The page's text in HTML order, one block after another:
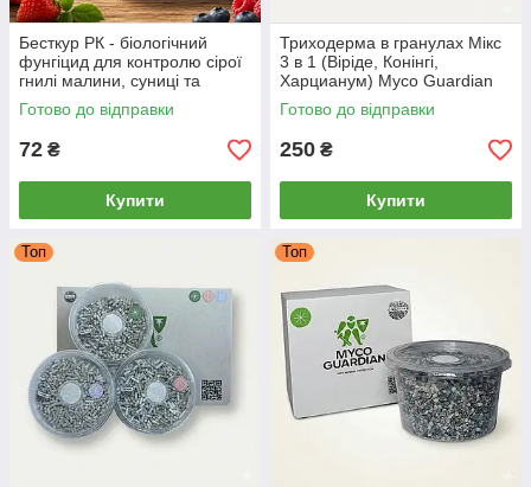
Бесткур РК - біологічний
фунгіцид для контролю сірої
гнилі малини, суниці та
томатів 15 мл
Готово до відправки
72 ₴
Купити
Триходерма в гранулах Мікс
3 в 1 (Віріде, Конінгі,
Харцианум) Myco Guardian
0,5 л | Біофунгіцид для
обробки ґрунту (1.25 сотки)
Готово до відправки
250 ₴
Купити
Топ Топ